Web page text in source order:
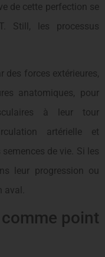
de cette perfection se
Still, les processus
des forces extérieures,
anatomiques, pour
à leur tour
artérielle et
semences de vie. Si les
leur progression ou
point